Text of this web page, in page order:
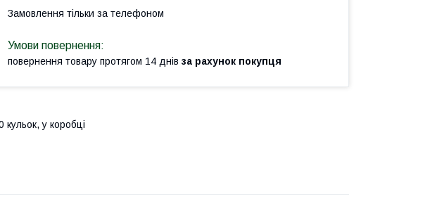
Замовлення тільки за телефоном
повернення товару протягом 14 днів за рахунок покупця
у коробці